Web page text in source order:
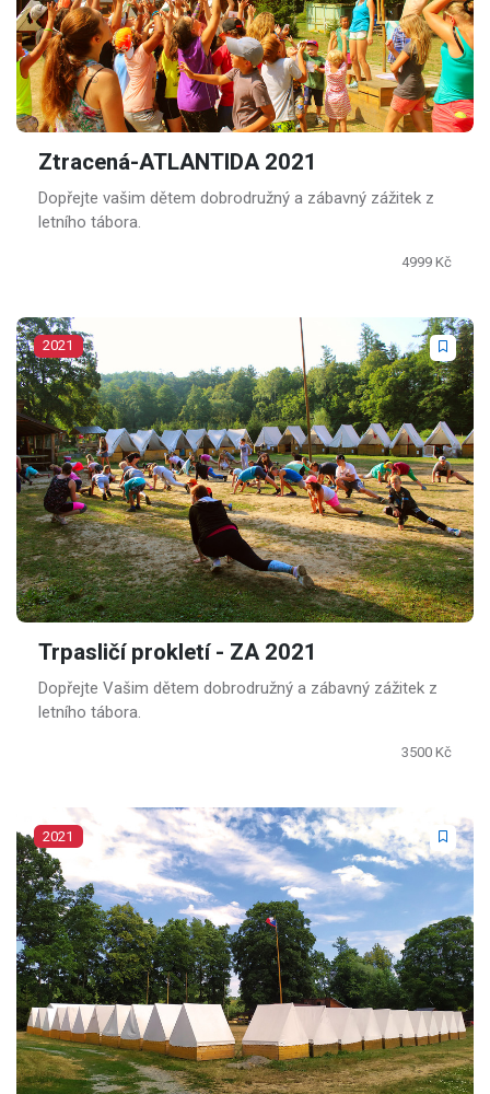
Ztracená-ATLANTIDA 2021
Dopřejte vašim dětem dobrodružný a zábavný zážitek z
letního tábora.
4999 Kč
2021
Trpasličí prokletí - ZA 2021
Dopřejte Vašim dětem dobrodružný a zábavný zážitek z
letního tábora.
3500 Kč
2021